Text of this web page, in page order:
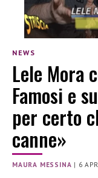
NEWS
Lele Mora
Famosi e
per certo
canne»
MAURA MESSINA | 6